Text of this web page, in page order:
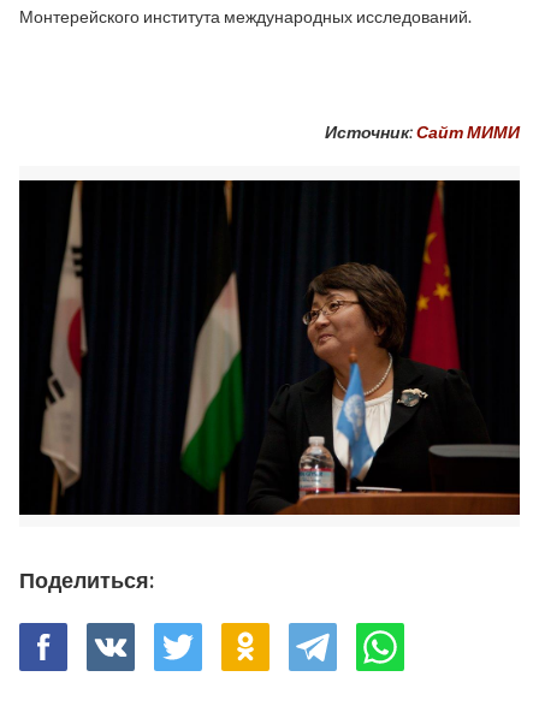
Монтерейского института международных исследований.
Источник:Сайт МИМИ
Поделиться: